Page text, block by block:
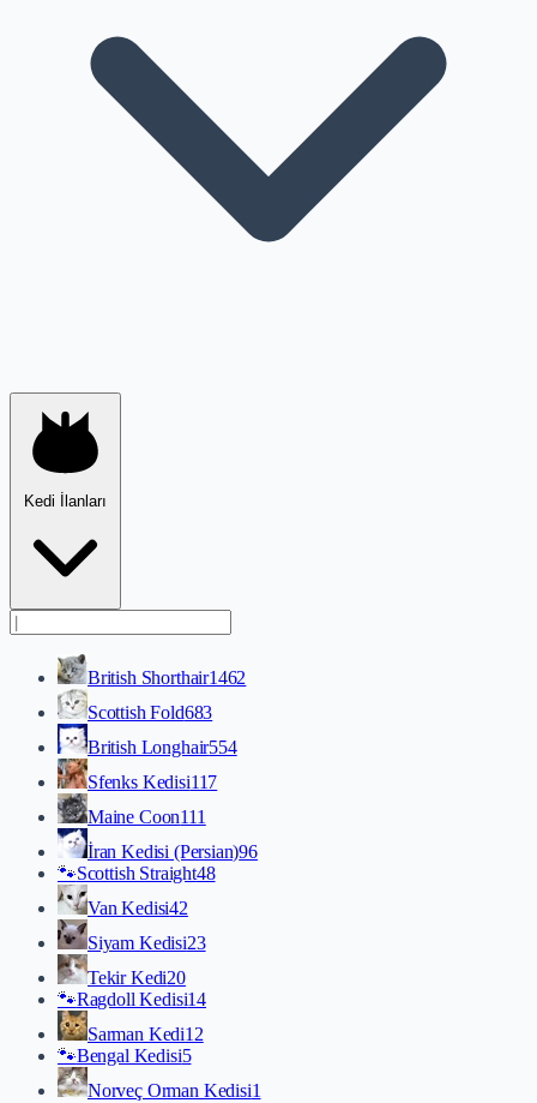
Kedi İlanları
British Shorthair1462
Scottish Fold683
British Longhair554
Sfenks Kedisi117
Maine Coon111
İran Kedisi (Persian)96
🐾Scottish Straight48
Van Kedisi42
Siyam Kedisi23
Tekir Kedi20
🐾Ragdoll Kedisi14
Sarman Kedi12
🐾Bengal Kedisi5
Norveç Orman Kedisi1